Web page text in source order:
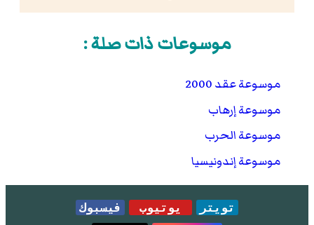
موسوعات ذات صلة :
موسوعة عقد 2000
موسوعة إرهاب
موسوعة الحرب
موسوعة إندونيسيا
تويتر يوتيوب
فيسبوك